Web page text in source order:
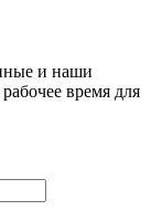
и наши
время для